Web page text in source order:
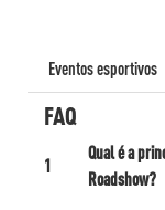
Eventos esportivos
FAQ
1
Qual é a
Roadshow?